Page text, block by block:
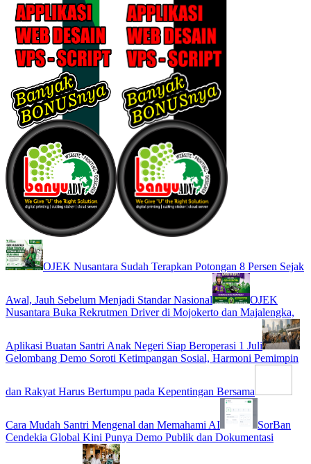
OJEK Nusantara Sudah Terapkan Potongan 8 Persen Sejak
Awal, Jauh Sebelum Menjadi Standar Nasional
OJEK
Nusantara Buka Rekrutmen Driver di Mojokerto dan Majalengka,
Aplikasi Buatan Santri Anak Negeri Siap Beroperasi 1 Juli
Gelombang Demo Soroti Ketimpangan Sosial, Harmoni Pemimpin
dan Rakyat Harus Bertumpu pada Kepentingan Bersama
Cara Mudah Santri Mengenal dan Memahami AI
SorBan
Cendekia Global Kini Punya Demo Publik dan Dokumentasi